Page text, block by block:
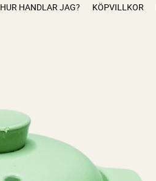
HUR HANDLAR JAG? KÖPVILLKOR